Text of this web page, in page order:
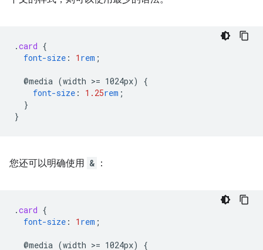
.card {
font-size : 1 rem ;
@media (width >= 1024px)
{
font-size : 1.25rem ;
}
}
您还可以明确使用 & ：
.card {
font-size : 1 rem ;
@media (width >= 1024px)
{